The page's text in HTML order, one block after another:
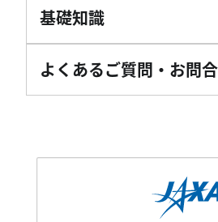
基礎知識
よくあるご質問・お問